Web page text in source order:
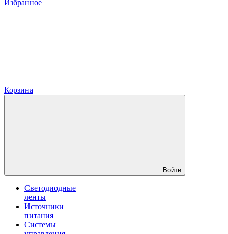
Избранное
Корзина
Войти
Светодиодные
ленты
Источники
питания
Системы